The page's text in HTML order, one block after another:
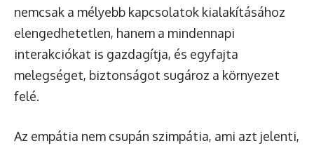
nemcsak a mélyebb kapcsolatok kialakításához
elengedhetetlen, hanem a mindennapi
interakciókat is gazdagítja, és egyfajta
melegséget, biztonságot sugároz a környezet
felé.
Az empátia nem csupán szimpátia, ami azt jelenti,